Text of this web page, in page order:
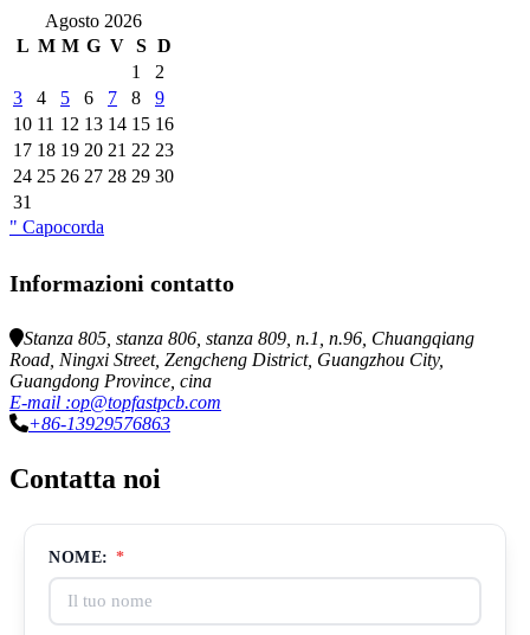
Agosto 2026
L M M G V S D
1
2
3
4 5 6 7 8
9
10 11 12 13 14 15 16
17 18 19 20 21 22 23
24 25 26 27 28 29 30
31
" Capocorda
Informazioni contatto
Stanza 805, stanza 806, stanza 809, n.1, n.96, Chuangqiang
Road, Ningxi Street, Zengcheng District, Guangzhou City,
Guangdong Province, cina
E-mail :op@topfastpcb.com
+86-13929576863
Contatta noi
NOME: *